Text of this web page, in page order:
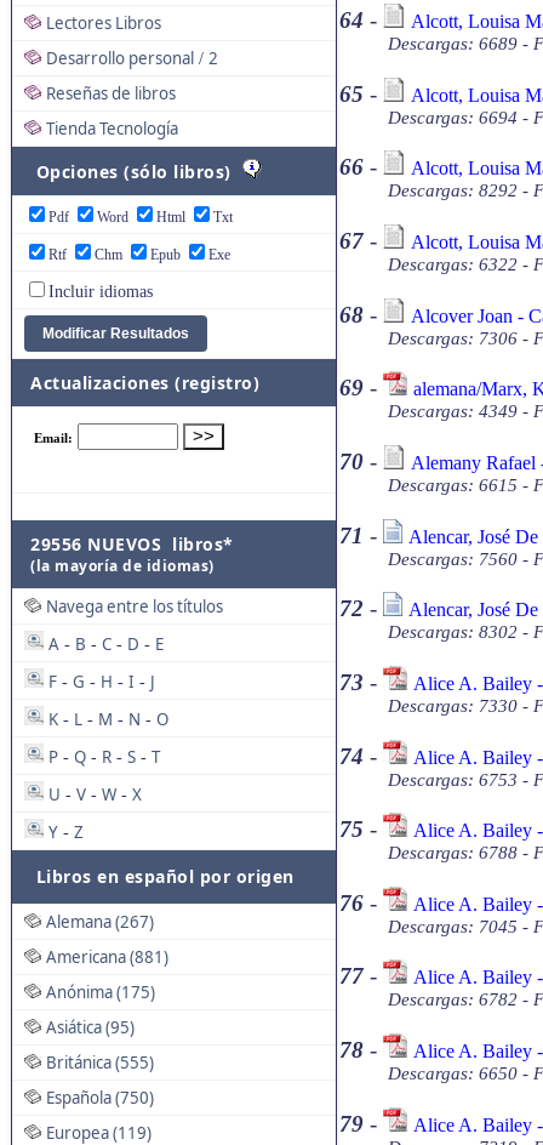
Lectores Libros
Desarrollo personal / 2
Reseñas de libros
Tienda Tecnología
Opciones (sólo libros)
Pdf Word Html Txt
Rtf Chm Epub Exe
Incluir idiomas
Actualizaciones (registro)
29556 NUEVOS libros*
(la mayoría de idiomas)
Navega entre los títulos
A - B - C - D - E
F - G - H - I - J
K - L - M - N - O
P - Q - R - S - T
U - V - W - X
Y - Z
Libros en español por origen
Alemana (267)
Americana (881)
Anónima (175)
Asiática (95)
Británica (555)
Española (750)
Europea (119)
64 - Alcott, Louisa
Descargas: 6689 -
65 - Alcott, Louisa
Descargas: 6694 -
66 - Alcott, Louisa
Descargas: 8292 -
67 - Alcott, Louisa
Descargas: 6322 -
68 - Alcover Joan -
Descargas: 7306 -
69 - alemana/Marx,
Descargas: 4349 -
70 - Alemany Rafael
Descargas: 6615 -
71 - Alencar, José
Descargas: 7560 -
72 - Alencar, José
Descargas: 8302 -
73 - Alice A. Bailey
Descargas: 7330 -
74 - Alice A. Bailey
Descargas: 6753 -
75 - Alice A. Bailey
Descargas: 6788 -
76 - Alice A. Bailey
Descargas: 7045 -
77 - Alice A. Bailey
Descargas: 6782 -
78 - Alice A. Bailey
Descargas: 6650 -
79 - Alice A. Bailey -